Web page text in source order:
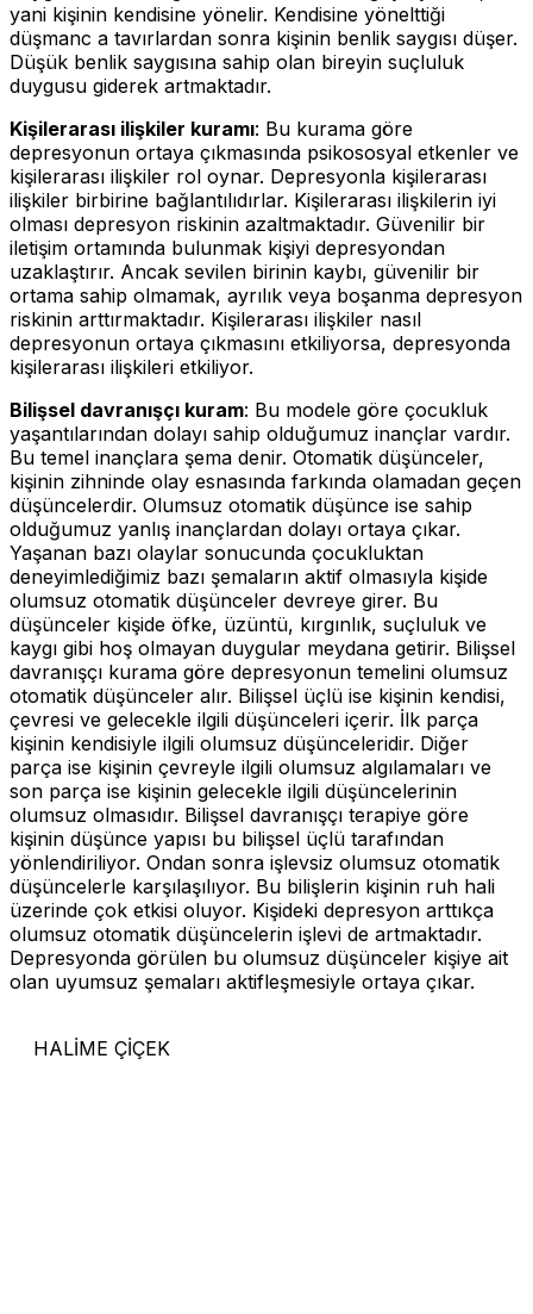
yani kişinin kendisine yönelir. Kendisine yönelttiği
düşmanc a tavırlardan sonra kişinin benlik saygısı düşer.
Düşük benlik saygısına sahip olan bireyin suçluluk
duygusu giderek artmaktadır.
Kişilerarası ilişkiler kuramı: Bu kurama göre
depresyonun ortaya çıkmasında psikososyal etkenler ve
kişilerarası ilişkiler rol oynar. Depresyonla kişilerarası
ilişkiler birbirine bağlantılıdırlar. Kişilerarası ilişkilerin iyi
olması depresyon riskinin azaltmaktadır. Güvenilir bir
iletişim ortamında bulunmak kişiyi depresyondan
uzaklaştırır. Ancak sevilen birinin kaybı, güvenilir bir
ortama sahip olmamak, ayrılık veya boşanma depresyon
riskinin arttırmaktadır. Kişilerarası ilişkiler nasıl
depresyonun ortaya çıkmasını etkiliyorsa, depresyonda
kişilerarası ilişkileri etkiliyor.
Bilişsel davranışçı kuram: Bu modele göre çocukluk
yaşantılarından dolayı sahip olduğumuz inançlar vardır.
Bu temel inançlara şema denir. Otomatik düşünceler,
kişinin zihninde olay esnasında farkında olamadan geçen
düşüncelerdir. Olumsuz otomatik düşünce ise sahip
olduğumuz yanlış inançlardan dolayı ortaya çıkar.
Yaşanan bazı olaylar sonucunda çocukluktan
deneyimlediğimiz bazı şemaların aktif olmasıyla kişide
olumsuz otomatik düşünceler devreye girer. Bu
düşünceler kişide öfke, üzüntü, kırgınlık, suçluluk ve
kaygı gibi hoş olmayan duygular meydana getirir. Bilişsel
davranışçı kurama göre depresyonun temelini olumsuz
otomatik düşünceler alır. Bilişsel üçlü ise kişinin kendisi,
çevresi ve gelecekle ilgili düşünceleri içerir. İlk parça
kişinin kendisiyle ilgili olumsuz düşünceleridir. Diğer
parça ise kişinin çevreyle ilgili olumsuz algılamaları ve
son parça ise kişinin gelecekle ilgili düşüncelerinin
olumsuz olmasıdır. Bilişsel davranışçı terapiye göre
kişinin düşünce yapısı bu bilişsel üçlü tarafından
yönlendiriliyor. Ondan sonra işlevsiz olumsuz otomatik
düşüncelerle karşılaşılıyor. Bu bilişlerin kişinin ruh hali
üzerinde çok etkisi oluyor. Kişideki depresyon arttıkça
olumsuz otomatik düşüncelerin işlevi de artmaktadır.
Depresyonda görülen bu olumsuz düşünceler kişiye ait
olan uyumsuz şemaları aktifleşmesiyle ortaya çıkar.
HALİME ÇİÇEK